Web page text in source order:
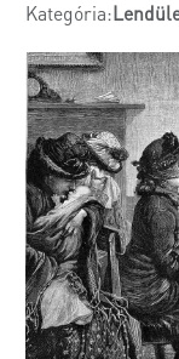
Kategória: